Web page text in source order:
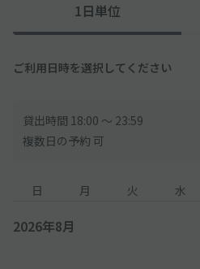
1日単位
ご利用日時を選択してください
貸出時間 18:00 〜 23:59
複数日の予約 可
日 月 火 水
2026年8月